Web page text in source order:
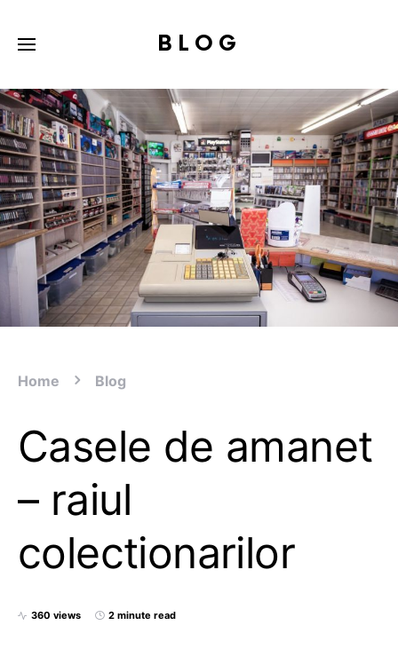
BLOG
Home Blog
Casele de amanet
– raiul
colectionarilor
360 views 2 minute read